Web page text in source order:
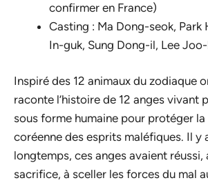
confirmer en France)
Casting : Ma Dong-seok, Park
In-guk, Sung Dong-il, Lee
Inspiré des 12 animaux du zodiaque
raconte l’histoire de 12 anges vivant
sous forme humaine pour protéger la
coréenne des esprits maléfiques. Il y
longtemps, ces anges avaient réussi,
sacrifice, à sceller les forces du mal